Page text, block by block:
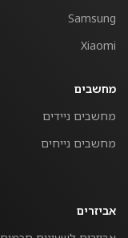
Samsung
Xiaomi
מחשבים
מחשבים ניידים
מחשבים נייחים
אביזרים